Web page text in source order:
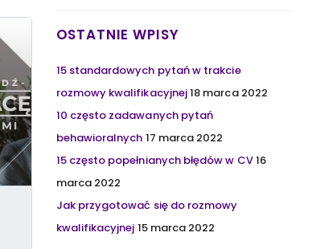
OSTATNIE WPISY
15 standardowych pytań w trakcie
rozmowy kwalifikacyjnej18 marca 2022
10 często zadawanych pytań
behawioralnych 17 marca 2022
15 często popełnianych błędów w CV16
marca 2022
Jak przygotować się do rozmowy
kwalifikacyjnej 15 marca 2022